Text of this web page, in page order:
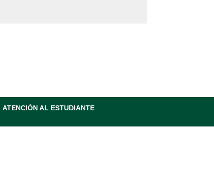
ATENCIÓN AL ESTUDIANTE